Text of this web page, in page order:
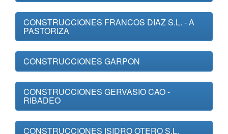
CONSTRUCCIONES FRANCOS DIAZ S.L. - A
PASTORIZA
CONSTRUCCIONES GARPON
CONSTRUCCIONES GERVASIO CAO -
RIBADEO
CONSTRUCCIONES ISIDRO OTERO S.L.